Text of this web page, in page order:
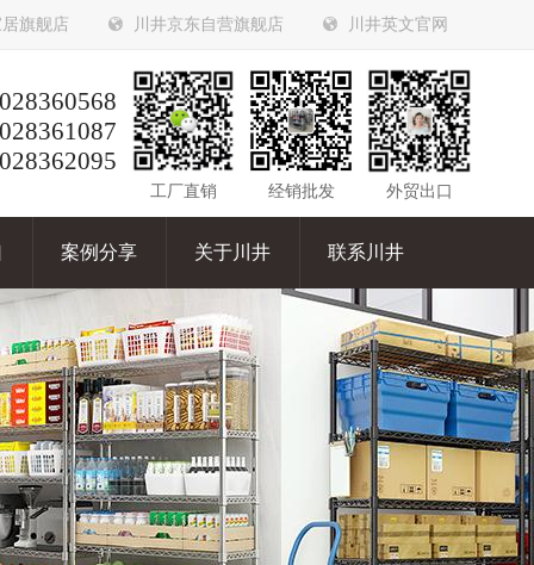
旗舰店 川井京东自营旗舰店 川井英文官网
工厂直销 经销批发 外贸出口
案例分享 关于川井 联系川井